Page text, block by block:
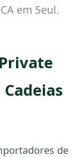
em Seul.
de